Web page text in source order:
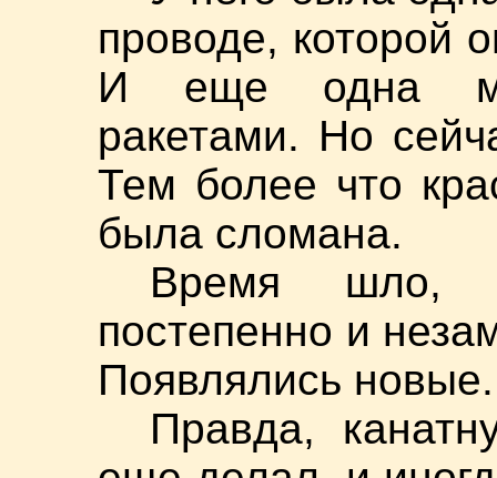
проводе, которой
И еще одна
ракетами. Но
Тем более что
была сломана.
Время шло,
постепенно и
Появлялись новые.
Правда,